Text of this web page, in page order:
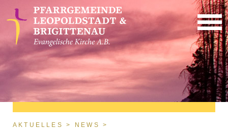
Direkt zum Inhalt
Sie sind hier
AKTUELLES
NEWS